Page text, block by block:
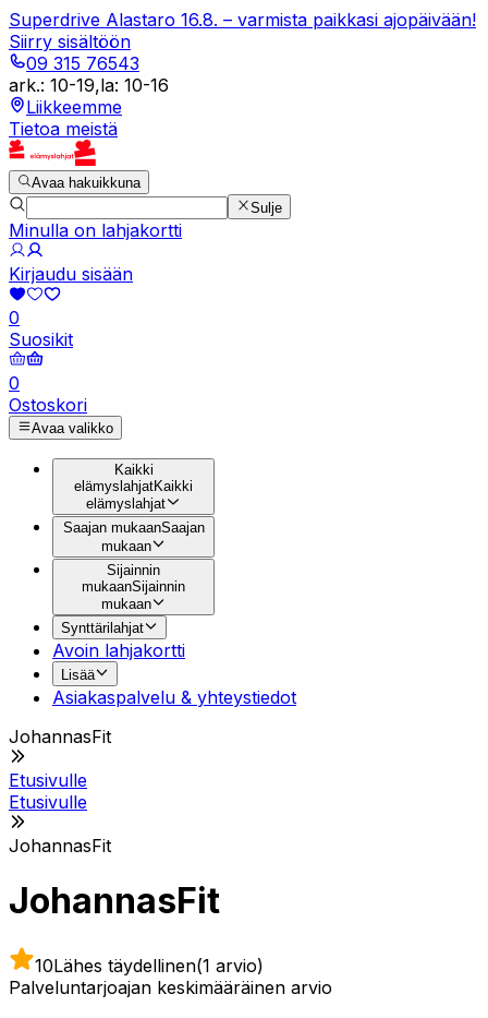
Superdrive Alastaro 16.8. – varmista paikkasi ajopäivään!
Siirry sisältöön
09 315 76543
ark.: 10-19,la: 10-16
Liikkeemme
Tietoa meistä
Avaa hakuikkuna
Sulje
Minulla on lahjakortti
Kirjaudu sisään
0
Suosikit
0
Ostoskori
Avaa valikko
Kaikki
elämyslahjatKaikki
elämyslahjat
Saajan mukaanSaajan
mukaan
Sijainnin
mukaanSijainnin
mukaan
Synttärilahjat
Avoin lahjakortti
Lisää
Asiakaspalvelu & yhteystiedot
JohannasFit
Etusivulle
Etusivulle
JohannasFit
JohannasFit
10Lähes täydellinen(1 arvio)
Palveluntarjoajan keskimääräinen arvio